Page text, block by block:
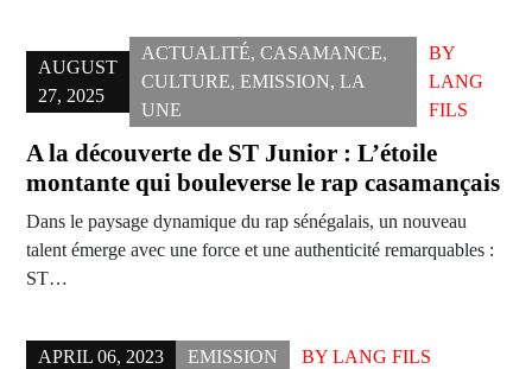
AUGUST
27, 2025
ACTUALITÉ, CASAMANCE,
CULTURE, EMISSION, LA
UNE
BY
LANG
FILS
A la découverte de ST Junior : L’étoile
montante qui bouleverse le rap casamançais
Dans le paysage dynamique du rap sénégalais, un nouveau
talent émerge avec une force et une authenticité remarquables :
ST…
APRIL 06, 2023 EMISSION BY LANG FILS